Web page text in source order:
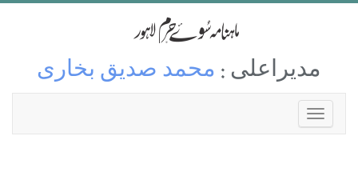
مدیراعلی : محمد صدیق بخاری